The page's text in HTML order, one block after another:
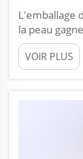
L'emballage
la peau
De
l'importance
partir de
VOIR PLUS